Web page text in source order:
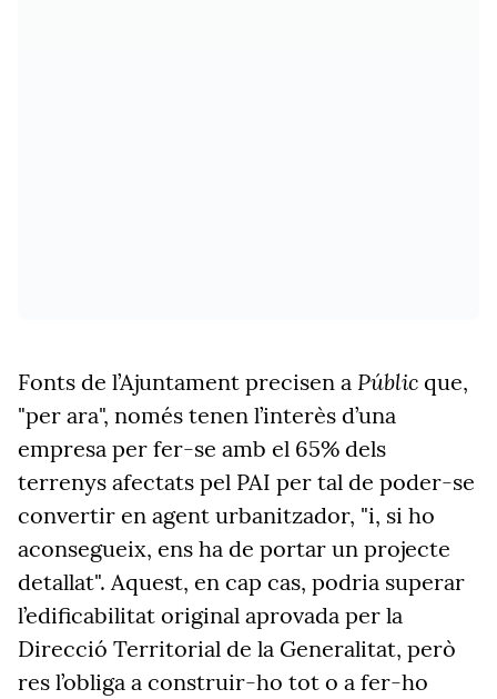
Fonts de l’Ajuntament precisen a Públic que,
"per ara", només tenen l’interès d’una
empresa per fer-se amb el 65% dels
terrenys afectats pel PAI per tal de poder-se
convertir en agent urbanitzador, "i, si ho
aconsegueix, ens ha de portar un projecte
detallat". Aquest, en cap cas, podria superar
l’edificabilitat original aprovada per la
Direcció Territorial de la Generalitat, però
res l’obliga a construir-ho tot o a fer-ho